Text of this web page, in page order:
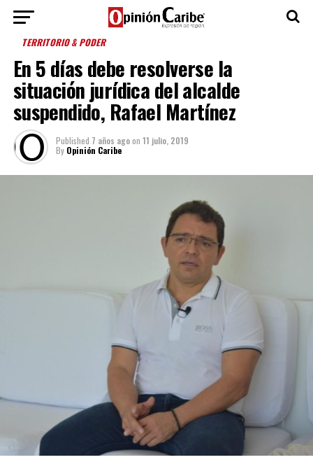
TERRITORIO & PODER
En 5 días debe resolverse la
situación jurídica del alcalde
suspendido, Rafael Martínez
Published 7 años agoon 11 julio, 2019
By Opinión Caribe